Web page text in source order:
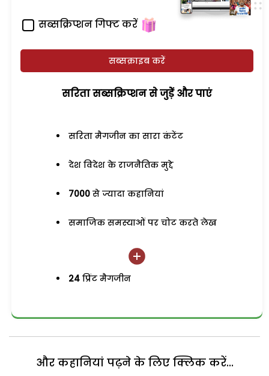
सब्सक्रिप्शन गिफ्ट करें
सब्सक्राइब करें
सरिता सब्सक्रिप्शन से जुड़ेें और पाएं
सरिता मैगजीन का सारा कंटेंट
देश विदेश के राजनैतिक मुद्दे
7000 से ज्यादा कहानियां
समाजिक समस्याओं पर चोट करते लेख
24 प्रिंट मैगजीन
और कहानियां पढ़ने के लिए क्लिक करें...